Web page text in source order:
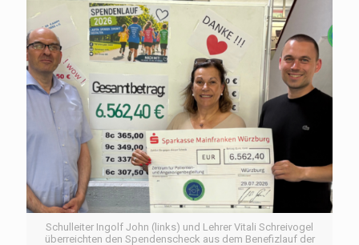
Schulleiter Ingolf John (links) und Lehrer Vitali Schreivogel
überreichten den Spendenscheck aus dem Benefizlauf der